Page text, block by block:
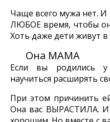
Чаще всего мужа нет.
ЛЮБОЕ время, чтобы
Хоть даже дети живут в
Она МАМА
Если вы родились
научиться расширять
При этом причинить
Она вас ВЫРАСТИЛА. И